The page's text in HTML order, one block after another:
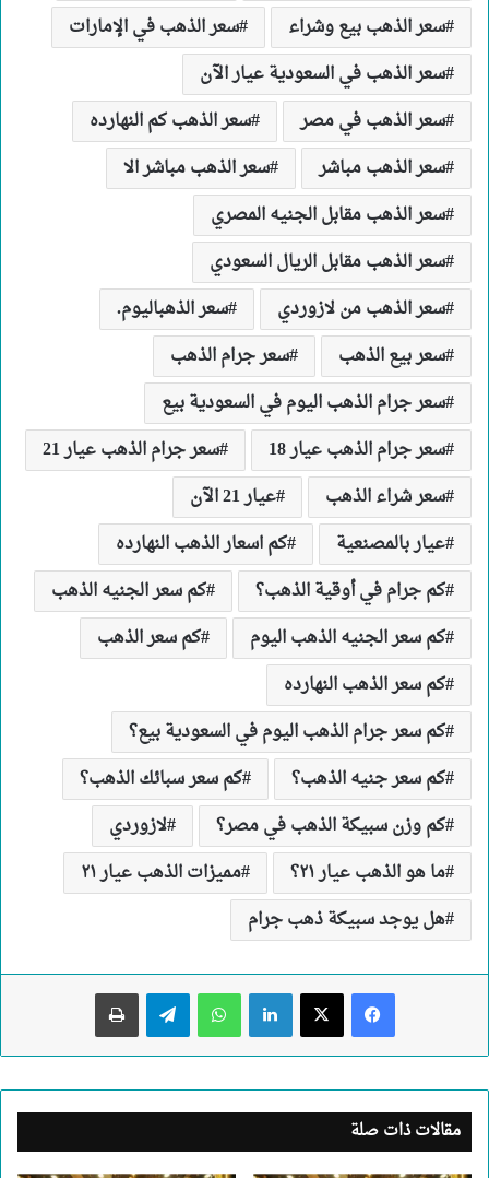
سعر الذهب بيع وشراء
سعر الذهب في الإمارات
سعر الذهب في السعودية عيار الآن
سعر الذهب في مصر
سعر الذهب كم النهارده
سعر الذهب مباشر
سعر الذهب مباشر الا
سعر الذهب مقابل الجنيه المصري
سعر الذهب مقابل الريال السعودي
سعر الذهب من لازوردي
سعر الذهباليوم.
سعر بيع الذهب
سعر جرام الذهب
سعر جرام الذهب اليوم في السعودية بيع
سعر جرام الذهب عيار 18
سعر جرام الذهب عيار 21
سعر شراء الذهب
عيار 21 الآن
عيار بالمصنعية
كم اسعار الذهب النهارده
كم جرام في أوقية الذهب؟
كم سعر الجنيه الذهب
كم سعر الجنيه الذهب اليوم
كم سعر الذهب
كم سعر الذهب النهارده
كم سعر جرام الذهب اليوم في السعودية بيع؟
كم سعر جنيه الذهب؟
كم سعر سبائك الذهب؟
كم وزن سبيكة الذهب في مصر؟
لازوردي
ما هو الذهب عيار ٢١؟
مميزات الذهب عيار ٢١
هل يوجد سبيكة ذهب جرام
لينكدإن واتساب تيلقرام طباعة
مقالات ذات صلة